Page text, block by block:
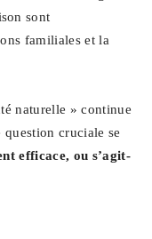
sont
familiales et la
naturelle » continue
cruciale se
efficace, ou s’agit-